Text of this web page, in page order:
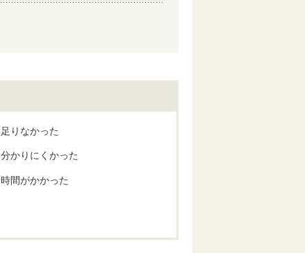
足りなかった
分かりにくかった
時間がかかった